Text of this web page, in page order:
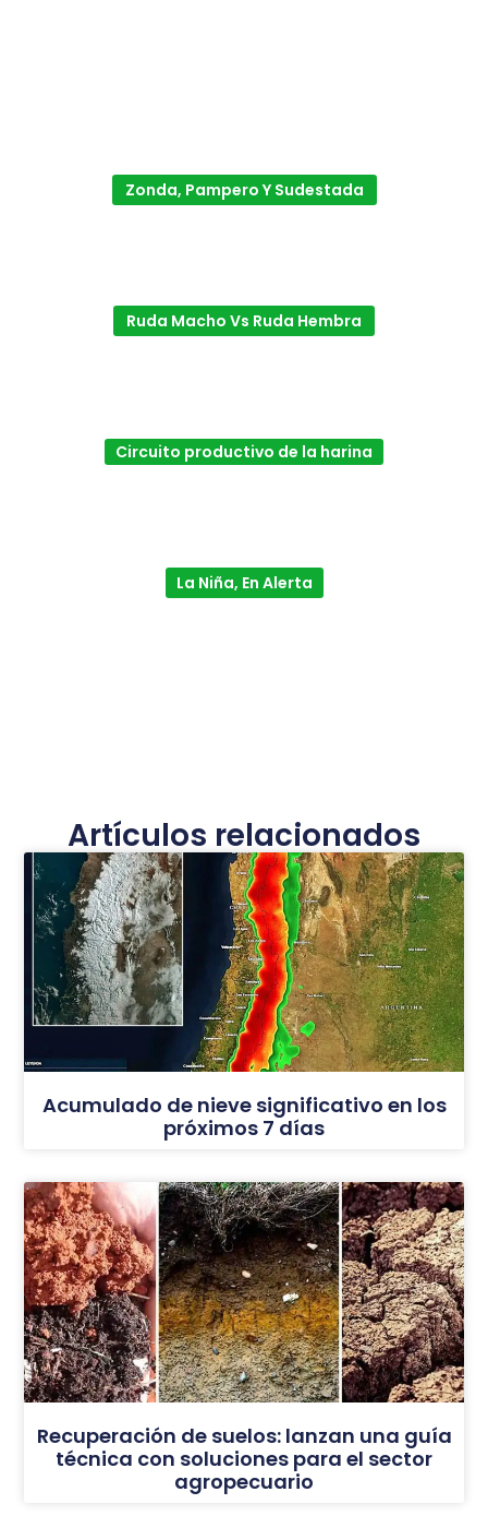
Zonda, Pampero Y Sudestada
Ruda Macho Vs Ruda Hembra
Circuito productivo de la harina
La Niña, En Alerta
Artículos relacionados
Acumulado de nieve significativo en los
próximos 7 días
Recuperación de suelos: lanzan una guía
técnica con soluciones para el sector
agropecuario